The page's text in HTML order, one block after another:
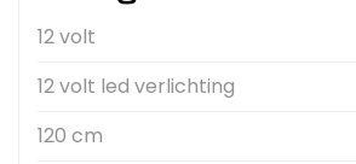
12 volt
12 volt led verlichting
120 cm